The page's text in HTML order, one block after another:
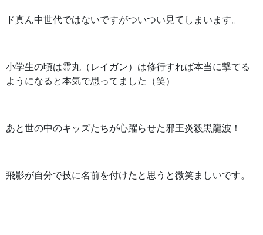
ド真ん中世代ではないですがついつい見てしまいます。
小学生の頃は霊丸（レイガン）は修行すれば本当に撃てる
ようになると本気で思ってました（笑）
あと世の中のキッズたちが心躍らせた邪王炎殺黒龍波！
飛影が自分で技に名前を付けたと思うと微笑ましいです。